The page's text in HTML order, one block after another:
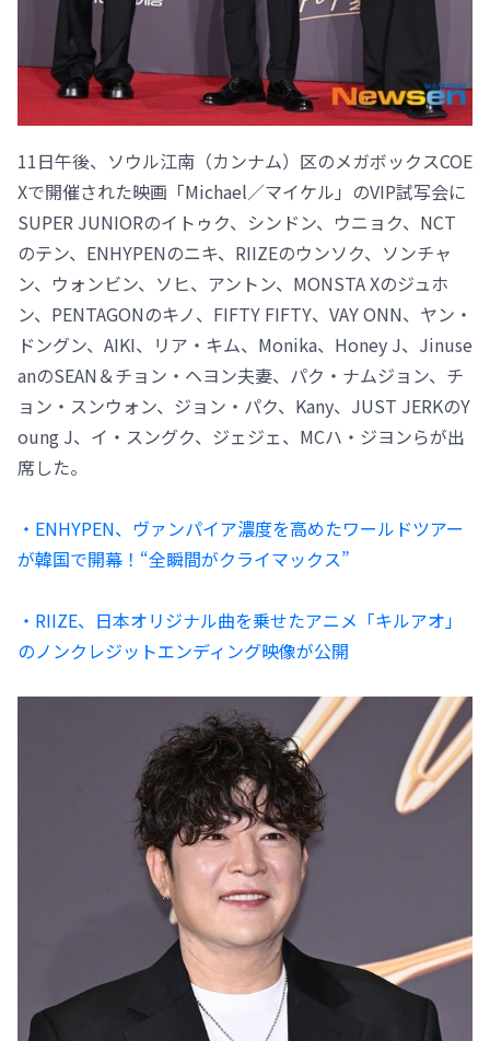
11日午後、ソウル江南（カンナム）区のメガボックスCOE
Xで開催された映画「Michael／マイケル」のVIP試写会に
SUPER JUNIORのイトゥク、シンドン、ウニョク、NCT
のテン、ENHYPENのニキ、RIIZEのウンソク、ソンチャ
ン、ウォンビン、ソヒ、アントン、MONSTA Xのジュホ
ン、PENTAGONのキノ、FIFTY FIFTY、VAY ONN、ヤン・
ドングン、AIKI、リア・キム、Monika、Honey J、Jinuse
anのSEAN＆チョン・ヘヨン夫妻、パク・ナムジョン、チ
ョン・スンウォン、ジョン・パク、Kany、JUST JERKのY
oung J、イ・スングク、ジェジェ、MCハ・ジヨンらが出
席した。
・ENHYPEN、ヴァンパイア濃度を高めたワールドツアー
が韓国で開幕！“全瞬間がクライマックス”
・RIIZE、日本オリジナル曲を乗せたアニメ「キルアオ」
のノンクレジットエンディング映像が公開